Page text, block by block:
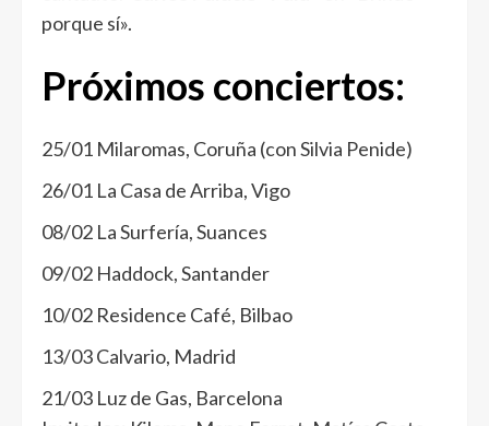
porque sí».
Próximos conciertos:
25/01 Milaromas, Coruña (con Silvia Penide)
26/01 La Casa de Arriba, Vigo
08/02 La Surfería, Suances
09/02 Haddock, Santander
10/02 Residence Café, Bilbao
13/03 Calvario, Madrid
21/03 Luz de Gas, Barcelona